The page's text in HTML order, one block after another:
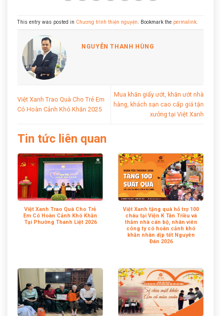
This entry was posted in Chương trình thiện nguyện . Bookmark the permalink
NGUYỄN THANH HÙNG
Việt Xanh Trao Quà Cho Trẻ Em
Có Hoàn Cảnh Khó Khăn 2025
Mua khăn giấy ướt, khăn ướt nhà
hàng, khách sạn cao cấp giá tận
xưởng tại Việt Xanh
Tin tức liên quan
Việt Xanh Trao Quà Cho Trẻ
Em Có Hoàn Cảnh Khó Khăn
Tại Phường Thanh Liệt 2026
Việt Xanh tặng quà hỗ trợ 100
cháu tại Viện K Tân Triều và
thăm nhà cán bộ, nhân viên
công ty có hoàn cảnh khó
khăn nhân dịp tết Nguyên
Đán 2026